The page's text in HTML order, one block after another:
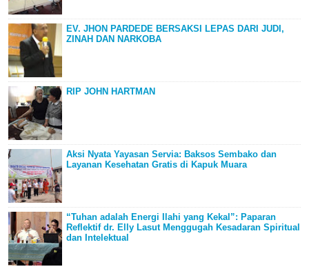
EV. JHON PARDEDE BERSAKSI LEPAS DARI JUDI,
ZINAH DAN NARKOBA
RIP JOHN HARTMAN
Aksi Nyata Yayasan Servia: Baksos Sembako dan
Layanan Kesehatan Gratis di Kapuk Muara
“Tuhan adalah Energi Ilahi yang Kekal”: Paparan
Reflektif dr. Elly Lasut Menggugah Kesadaran Spiritual
dan Intelektual